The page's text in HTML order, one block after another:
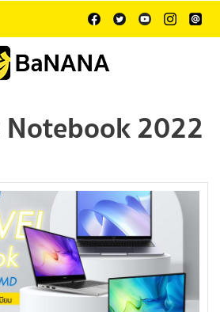
Notebook 2022